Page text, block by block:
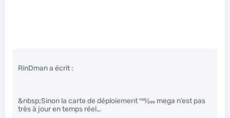
RinDman a écrit :
&nbsp;Sinon la carte de déploiement100⁄200 mega n’est pas
très à jour en temps réel…